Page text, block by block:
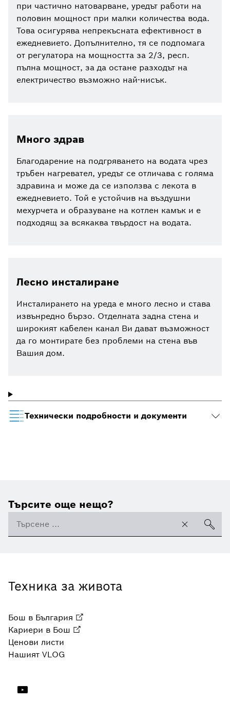
при частично натоварване, уредът работи на
половин мощност при малки количества вода.
Това осигурява непрекъсната ефективност в
ежедневието. Допълнително, тя се подпомага
от регулатора на мощността за 2/3, респ.
пълна мощност, за да остане разходът на
електричество възможно най-нисък.
Много здрав
Благодарение на подгряването на водата чрез
тръбен нагревател, уредът се отличава с голяма
здравина и може да се използва с лекота в
ежедневието. Той е устойчив на въздушни
мехурчета и образуване на котлен камък и е
подходящ за всякаква твърдост на водата.
Лесно инсталиране
Инсталирането на уреда е много лесно и става
извънредно бързо. Отделната задна стена и
широкият кабелен канал Ви дават възможност
да го монтирате без проблеми на стена във
Вашия дом.
Технически подробности и документи
Търсите още нещо?
Техника за живота
Бош в България
Кариери в Бош
Ценови листи
Нашият VLOG